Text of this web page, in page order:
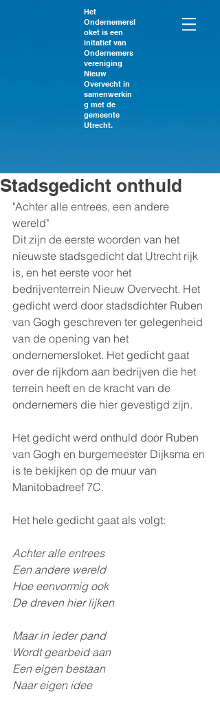
Het
Ondernemersl
oket is een
initatief van
Ondernemers
vereniging
Nieuw
Overvecht in
samenwerkin
g met de
gemeente
Utrecht.
Stadsgedicht onthuld
"Achter alle entrees, een andere
wereld"
Dit zijn de eerste woorden van het
nieuwste stadsgedicht dat Utrecht rijk
is, en het eerste voor het
bedrijventerrein Nieuw Overvecht. Het
gedicht werd door stadsdichter Ruben
van Gogh geschreven ter gelegenheid
van de opening van het
ondernemersloket. Het gedicht gaat
over de rijkdom aan bedrijven die het
terrein heeft en de kracht van de
ondernemers die hier gevestigd zijn.
Het gedicht werd onthuld door Ruben
van Gogh en burgemeester Dijksma en
is te bekijken op de muur van
Manitobadreef 7C.
Het hele gedicht gaat als volgt:
Achter alle entrees
Een andere wereld
Hoe eenvormig ook
De dreven hier lijken
Maar in ieder pand
Wordt gearbeid aan
Een eigen bestaan
Naar eigen idee